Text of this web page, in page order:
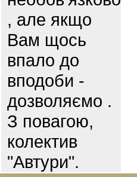
, але якщо
Вам щось
впало до
вподоби -
дозволяємо .
З повагою,
колектив
"Автури".